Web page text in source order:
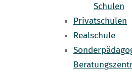
Schulen
Privatschulen
Realschule